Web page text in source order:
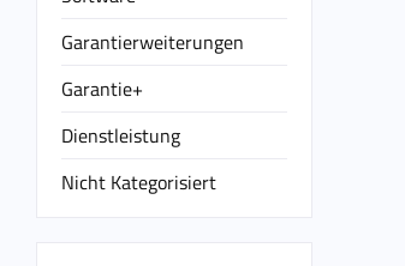
Garantierweiterungen
Garantie+
Dienstleistung
Nicht Kategorisiert